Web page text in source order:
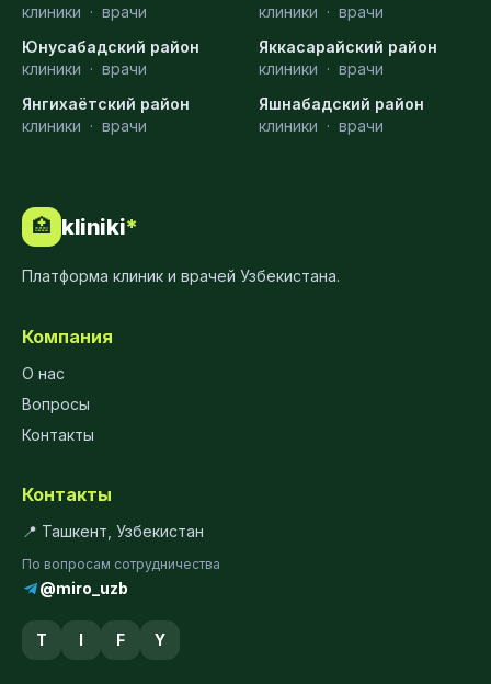
клиники · врачи
клиники · врачи
Юнусабадский район
клиники · врачи
Яккасарайский район
клиники · врачи
Янгихаётский район
клиники · врачи
Яшнабадский район
клиники · врачи
🏥 kliniki*
Платформа клиник и врачей Узбекистана.
Компания
О нас
Вопросы
Контакты
Контакты
📍 Ташкент, Узбекистан
По вопросам сотрудничества
@miro_uzb
T I F Y